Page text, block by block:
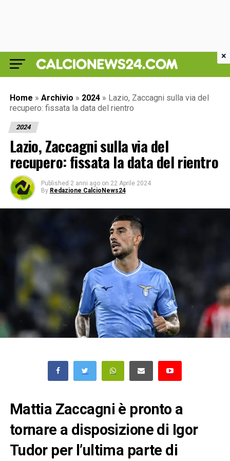
Home » Archivio » 2024 » Lazio, Zaccagni sulla via del
recupero: fissata la data del rientro
2024
Lazio, Zaccagni sulla via del
recupero: fissata la data del rientro
Published 2 anni ago on 22 Aprile 2024
By Redazione CalcioNews24
Mattia Zaccagni è pronto a
tornare a disposizione di Igor
Tudor per l’ultima parte di
×